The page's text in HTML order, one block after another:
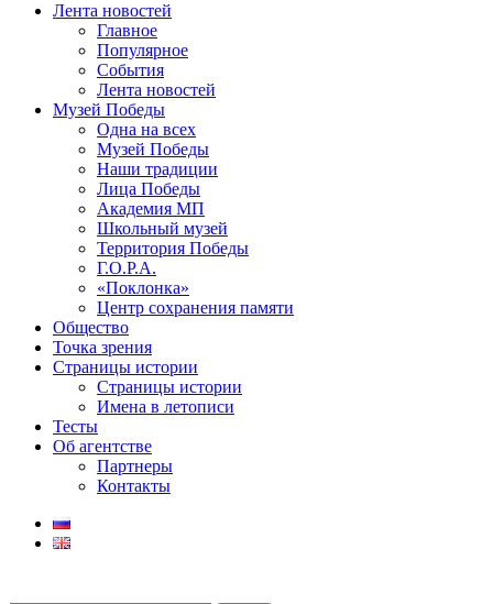
Лента новостей
Главное
Популярное
События
Лента новостей
Музей Победы
Одна на всех
Музей Победы
Наши традиции
Лица Победы
Академия МП
Школьный музей
Территория Победы
Г.О.Р.А.
«Поклонка»
Центр сохранения памяти
Общество
Точка зрения
Страницы истории
Страницы истории
Имена в летописи
Тесты
Об агентстве
Партнеры
Контакты